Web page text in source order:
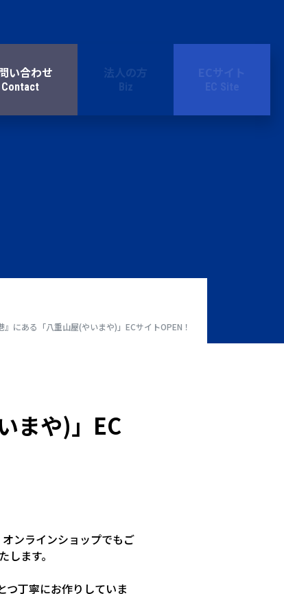
い合わせ
Contact
法人の方
Biz
にある「八重山屋(やいまや)」ECサイトOPEN！
まや)」EC
ンラインショップでもご
ます。
つ丁寧にお作りしていま